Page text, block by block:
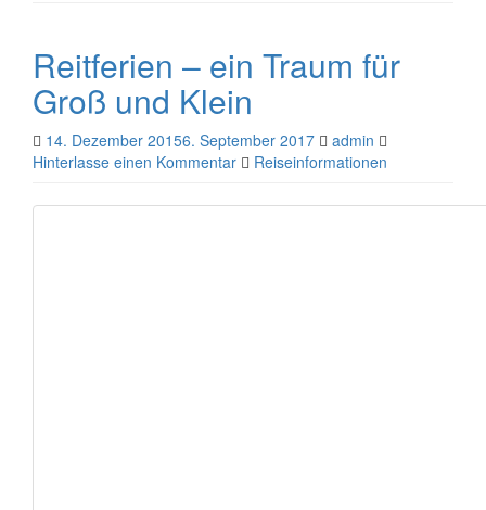
Reitferien – ein Traum für
Groß und Klein
14. Dezember 20156. September 2017
admin
Hinterlasse einen Kommentar
Reiseinformationen